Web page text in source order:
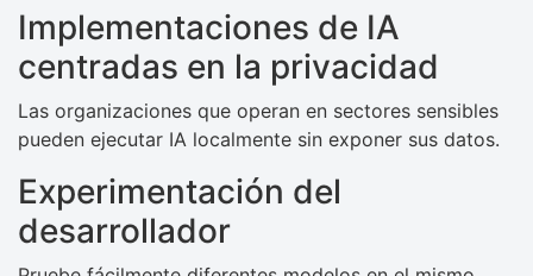
Implementaciones de IA
centradas en la privacidad
Las organizaciones que operan en sectores sensibles
pueden ejecutar IA localmente sin exponer sus datos.
Experimentación del
desarrollador